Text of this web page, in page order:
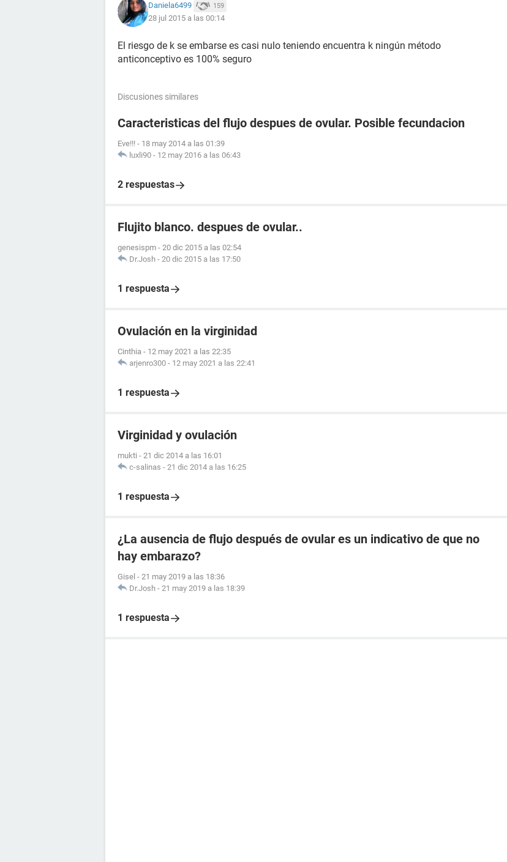
Daniela6499 159
28 jul 2015 a las 00:14
El riesgo de k se embarse es casi nulo teniendo encuentra k ningún método
anticonceptivo es 100% seguro
Discusiones similares
Caracteristicas del flujo despues de ovular. Posible fecundacion
Eve!!! - 18 may 2014 a las 01:39
luxli90 - 12 may 2016 a las 06:43
2 respuestas
Flujito blanco. despues de ovular..
genesispm - 20 dic 2015 a las 02:54
Dr.Josh - 20 dic 2015 a las 17:50
1 respuesta
Ovulación en la virginidad
Cinthia - 12 may 2021 a las 22:35
arjenro300 - 12 may 2021 a las 22:41
1 respuesta
Virginidad y ovulación
mukti - 21 dic 2014 a las 16:01
c-salinas - 21 dic 2014 a las 16:25
1 respuesta
¿La ausencia de flujo después de ovular es un indicativo de que no
hay embarazo?
Gisel - 21 may 2019 a las 18:36
Dr.Josh - 21 may 2019 a las 18:39
1 respuesta